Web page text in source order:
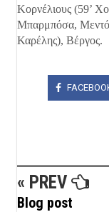
Κορνέλιους (59’
Μπαρμπόσα,
Καρέλης), Βέργος.
« PREV
Blog post